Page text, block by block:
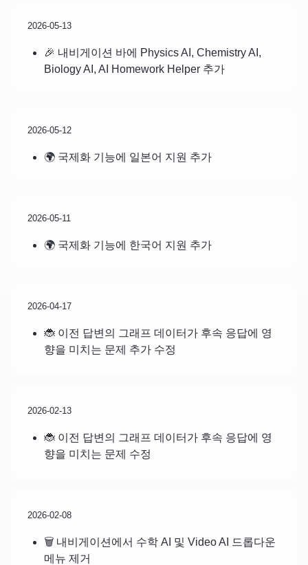
2026-05-13
🎉 내비게이션 바에 Physics AI, Chemistry AI,
Biology AI, AI Homework Helper 추가
2026-05-12
🌍 국제화 기능에 일본어 지원 추가
2026-05-11
🌍 국제화 기능에 한국어 지원 추가
2026-04-17
🐞 이전 답변의 그래프 데이터가 후속 응답에 영
향을 미치는 문제 추가 수정
2026-02-13
🐞 이전 답변의 그래프 데이터가 후속 응답에 영
향을 미치는 문제 수정
2026-02-08
🗑️ 내비게이션에서 수학 AI 및 Video AI 드롭다운
메뉴 제거